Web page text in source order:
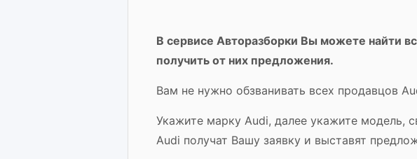
В сервисе Авторазборки Вы можете найти
получить от них предложения.
Вам не нужно обзванивать всех продавцов
Укажите марку Audi, далее укажите модель,
Audi получат Вашу заявку и выставят